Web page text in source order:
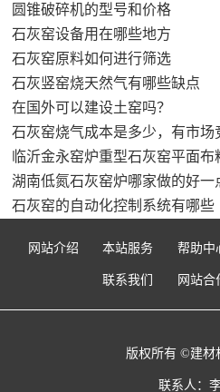
圆锥破碎机的型号和价格
石灰窑设备用在哪些地方
石灰窑原料如何进行筛选
石灰竖窑烧天然气有哪些缺点
在国外可以建设土窑吗？
石灰窑烧气成本是多少，有市场
临沂金永窑炉重型石灰窑平面布
湖南低氮石灰窑炉哪家做的好一
石灰窑的自动化控制系统有哪些
网站介绍 本站服务 帮助中
联系我们 网站合
版权所有 ©建材
联系人：